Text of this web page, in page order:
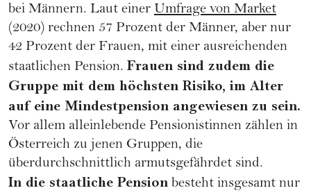
bei Männern. Laut einer Umfrage von Market
(2020) rechnen 57 Prozent der Männer, aber nur
42 Prozent der Frauen, mit einer ausreichenden
staatlichen Pension. Frauen sind zudem die
Gruppe mit dem höchsten Risiko, im Alter
auf eine Mindestpension angewiesen zu sein.
Vor allem alleinlebende Pensionistinnen zählen in
Österreich zu jenen Gruppen, die
überdurchschnittlich armutsgefährdet sind.
In die staatliche Pension besteht insgesamt nur